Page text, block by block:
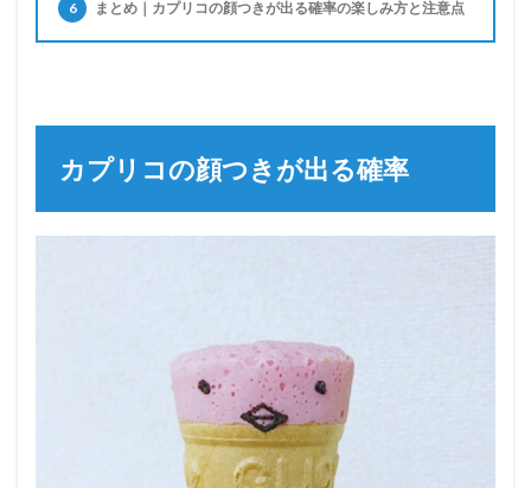
6 まとめ｜カプリコの顔つきが出る確率の楽しみ方と注意点
カプリコの顔つきが出る確率